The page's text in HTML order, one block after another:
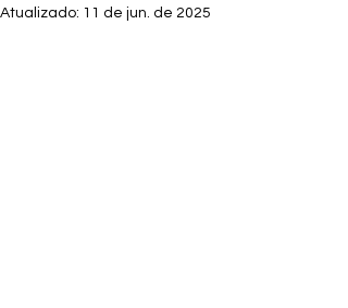
Atualizado: 11 de jun. de 2025